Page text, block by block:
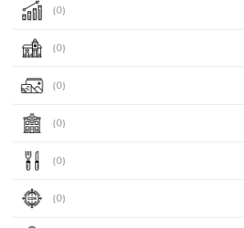
(0)
(0)
(0)
(0)
(0)
(0)